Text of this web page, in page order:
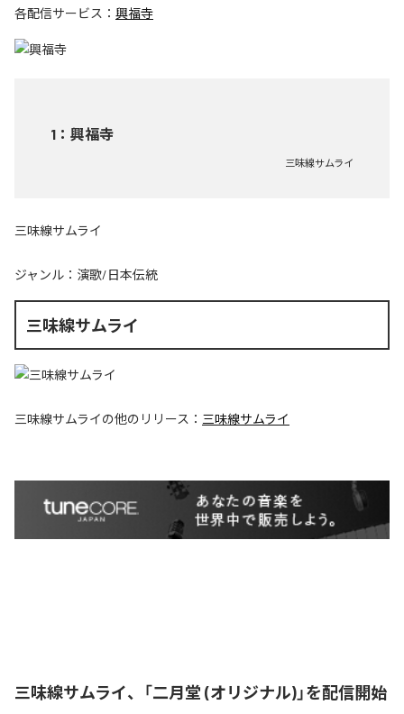
各配信サービス： 興福寺
1 ： 興福寺
三味線サムライ
三味線サムライ
ジャンル： 演歌/日本伝統
三味線サムライ
三味線サムライの他のリリース： 三味線サムライ
三味線サムライ、「二月堂 (オリジナル)」を配信開始